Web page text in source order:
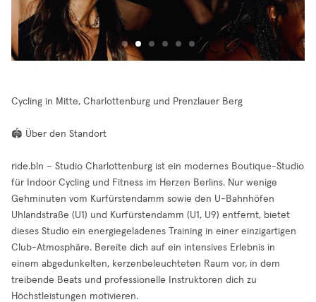
Cycling in Mitte, Charlottenburg und Prenzlauer Berg
🏟️ Über den Standort
ride.bln – Studio Charlottenburg ist ein modernes Boutique-Studio
für Indoor Cycling und Fitness im Herzen Berlins. Nur wenige
Gehminuten vom Kurfürstendamm sowie den U-Bahnhöfen
Uhlandstraße (U1) und Kurfürstendamm (U1, U9) entfernt, bietet
dieses Studio ein energiegeladenes Training in einer einzigartigen
Club-Atmosphäre. Bereite dich auf ein intensives Erlebnis in
einem abgedunkelten, kerzenbeleuchteten Raum vor, in dem
treibende Beats und professionelle Instruktoren dich zu
Höchstleistungen motivieren.